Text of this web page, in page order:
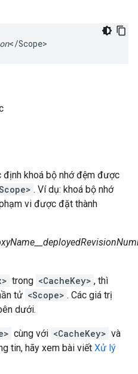
</Scope>
định khoá bộ nhớ đệm được
. Ví dụ: khoá bộ nhớ
vi được đặt thành
trong <CacheKey> , thì
tử <Scope> . Các giá trị
dưới.
cùng với <CacheKey> và
tin, hãy xem bài viết Xử lý